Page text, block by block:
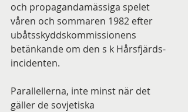
och propagandamässiga spelet
våren och sommaren 1982 efter
ubåtsskyddskommissionens
betänkande om den s k Hårsfjärds-
incidenten.
Parallellerna, inte minst när det
gäller de sovjetiska